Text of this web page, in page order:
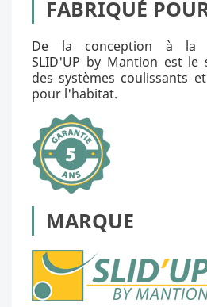
FABRIQUÉ
De la conception à la
SLID'UP by Mantion est le
des systèmes coulissants
pour l'habitat.
MARQUE